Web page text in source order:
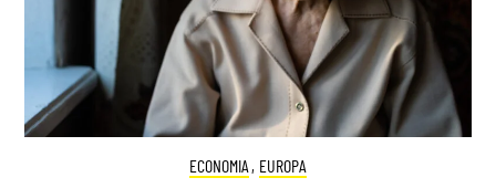
ECONOMIA , EUROPA